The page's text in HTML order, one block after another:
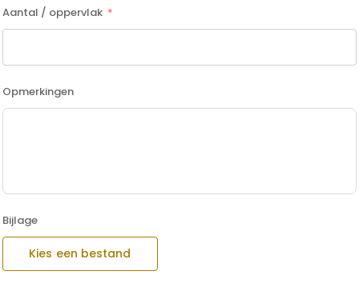
Aantal / oppervlak
Opmerkingen
Bijlage
Kies een bestand